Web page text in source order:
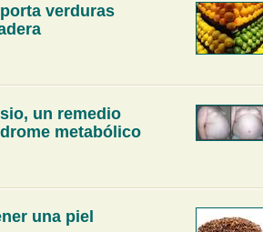
verduras
un remedio
metabólico
una piel